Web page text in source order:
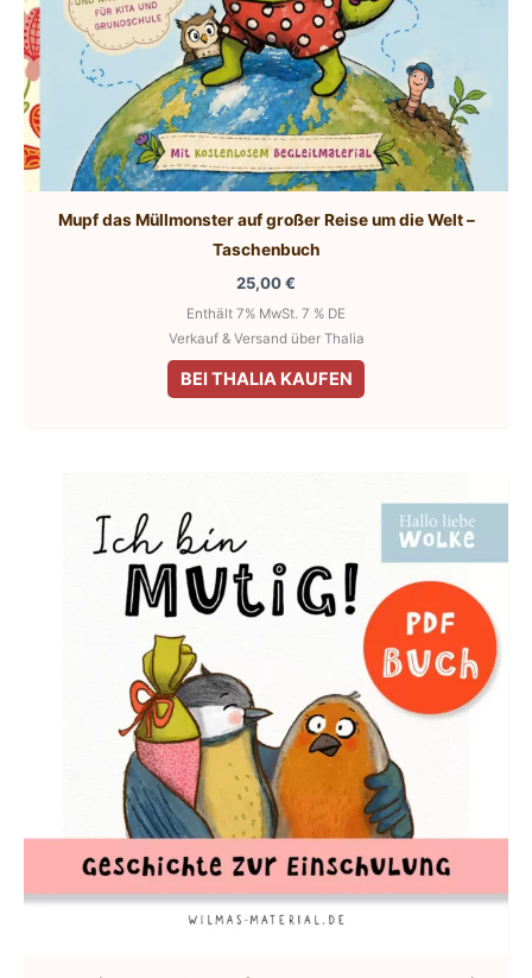
Mupf das Müllmonster auf großer Reise um die Welt –
Taschenbuch
25,00€
Enthält 7% MwSt. 7 % DE
Verkauf & Versand über Thalia
BEI THALIA KAUFEN